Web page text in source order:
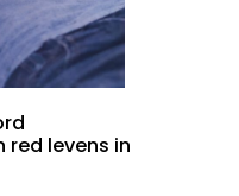
red levens in